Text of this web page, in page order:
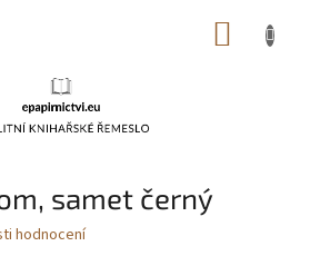
samet černý
hodnocení